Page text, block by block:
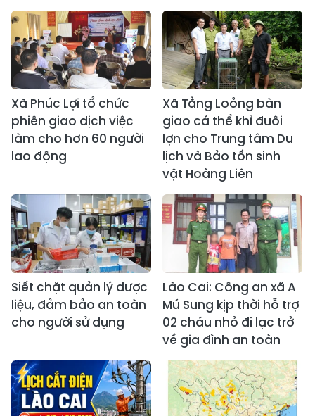
Xã Phúc Lợi tổ chức
phiên giao dịch việc
làm cho hơn 60 người
lao động
Xã Tằng Loỏng bàn
giao cá thể khỉ đuôi
lợn cho Trung tâm Du
lịch và Bảo tồn sinh
vật Hoàng Liên
Siết chặt quản lý dược
liệu, đảm bảo an toàn
cho người sử dụng
Lào Cai: Công an xã A
Mú Sung kịp thời hỗ trợ
02 cháu nhỏ đi lạc trở
về gia đình an toàn